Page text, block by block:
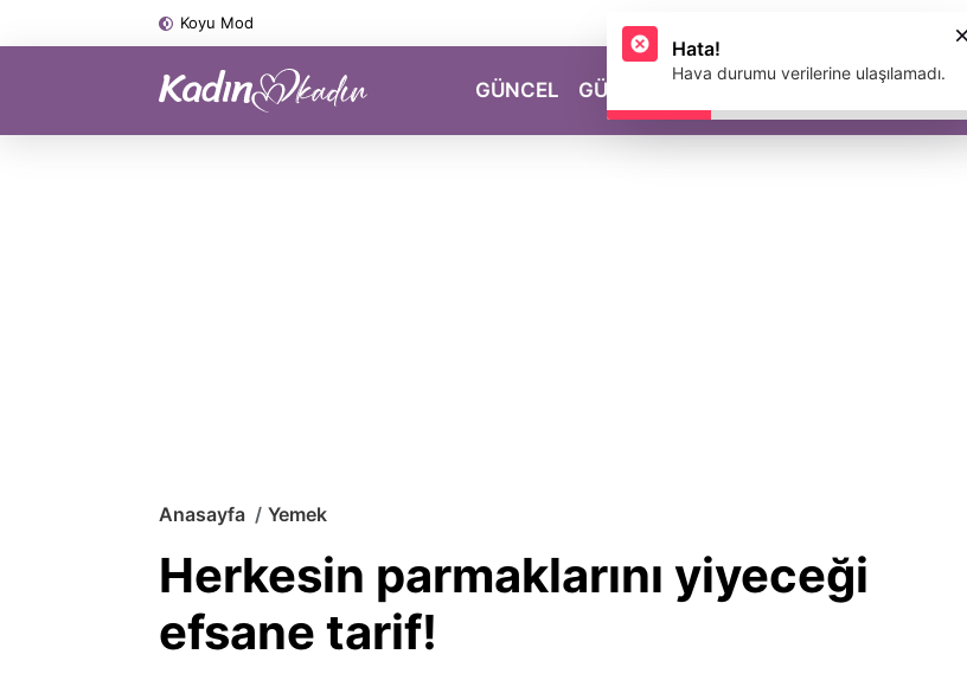
Koyu Mod
GÜNCEL GÜZELLİK MAGAZİN
Anasayfa Yemek
Herkesin parmaklarını yiyeceği
efsane tarif!
Hata!
Hava durumu verilerine ulaşılamadı.